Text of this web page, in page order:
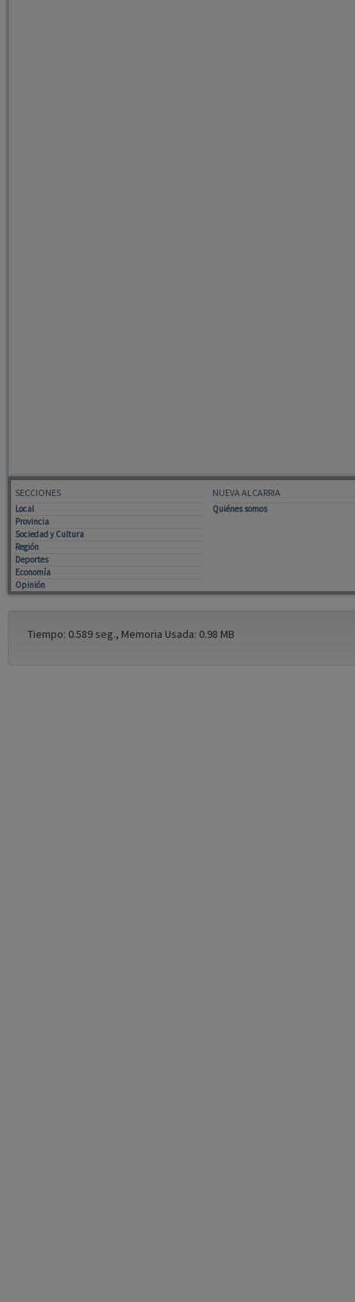
SECCIONES
Local
Provincia
Sociedad y Cultura
Región
Deportes
Economía
Opinión
NUEVA ALCARRIA
Quiénes somos
Tiempo: 0.589 seg., Memoria Usada: 0.98 MB